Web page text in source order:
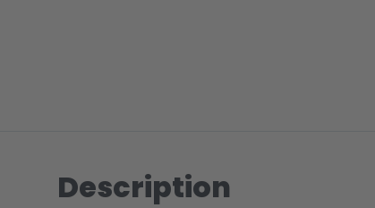
Description